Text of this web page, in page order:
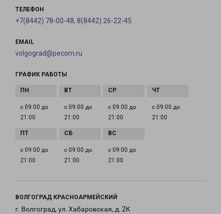
ТЕЛЕФОН
+7(8442) 78-00-48, 8(8442) 26-22-45
EMAIL
volgograd@pecom.ru
ГРАФИК РАБОТЫ
с 09:00 до
21:00
с 09:00 до
21:00
с 09:00 до
21:00
с 09:00 до
21:00
с 09:00 до
21:00
с 09:00 до
21:00
с 09:00 до
21:00
ВОЛГОГРАД КРАСНОАРМЕЙСКИЙ
г. Волгоград, ул. Хабаровская, д. 2К